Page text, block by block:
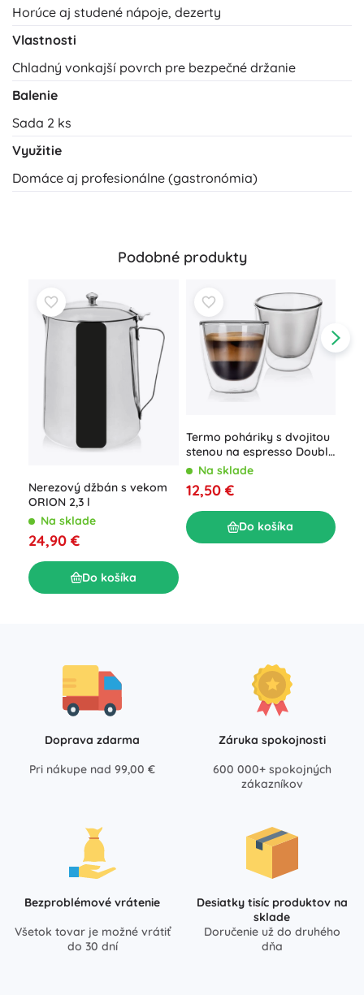
Horúce aj studené nápoje, dezerty
Vlastnosti
Chladný vonkajší povrch pre bezpečné držanie
Balenie
Sada 2 ks
Využitie
Domáce aj profesionálne (gastronómia)
Podobné produkty
Nerezový džbán s vekom
ORION 2,3 l
Na sklade
24,90 €
Do košíka
Termo poháriky s dvojitou
stenou na espresso Double
90 ml, 2 ks
Na sklade
12,50 €
Do košíka
Doprava zdarma
Pri nákupe nad 99,00 €
Záruka spokojnosti
600 000+ spokojných
zákazníkov
Bezproblémové vrátenie
Všetok tovar je možné vrátiť
do 30 dní
Desiatky tisíc produktov na
sklade
Doručenie už do druhého
dňa